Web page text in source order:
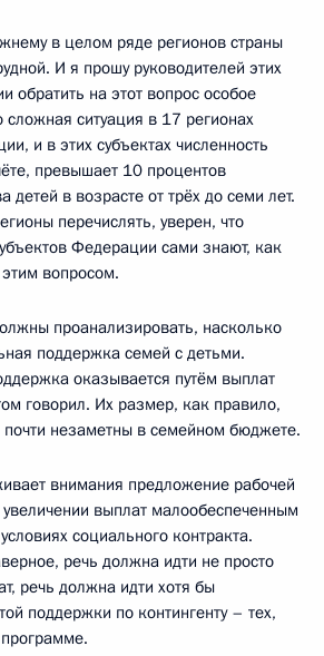
в целом ряде регионов страны
И я прошу руководителей этих
обратить на этот вопрос особое
ситуация в 17 регионах
и в этих субъектах численность
превышает 10 процентов
детей в возрасте от трёх до семи лет.
перечислять, уверен, что
Федерации сами знают, как
этим вопросом.
проанализировать, насколько
поддержка семей с детьми.
оказывается путём выплат
говорил. Их размер, как правило,
почти незаметны в семейном бюджете.
внимания предложение рабочей
увеличении выплат малообеспеченным
социального контракта.
речь должна идти не просто
речь должна идти хотя бы
поддержки по контингенту – тех,
программе.